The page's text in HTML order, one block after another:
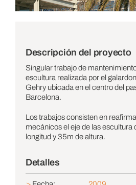
Descripción del proyecto
Singular trabajo de
escultura realizada por el
Gehry ubicada en el centro del
Barcelona.
Los trabajos consisten en
mecánicos el eje de las escultura
longitud y 35m de altura.
Detalles